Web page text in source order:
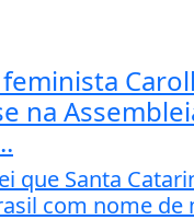
na
que Santa
com nome de